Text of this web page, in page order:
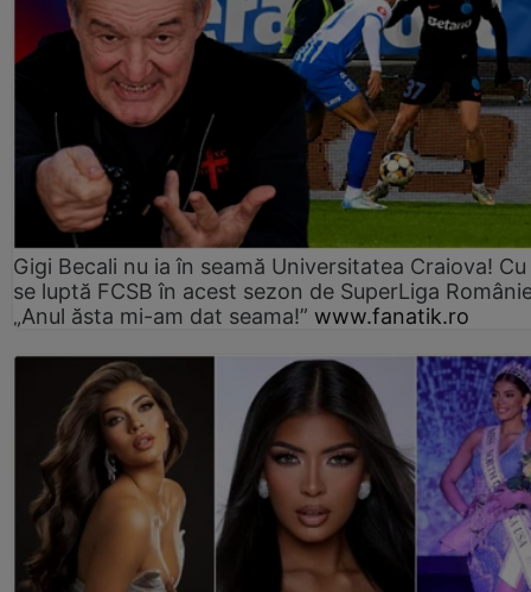
Gigi Becali nu ia în seamă Universitatea Craiova!
se luptă FCSB în acest sezon de SuperLiga
„Anul ăsta mi-am dat seama!” www.fanatik.ro